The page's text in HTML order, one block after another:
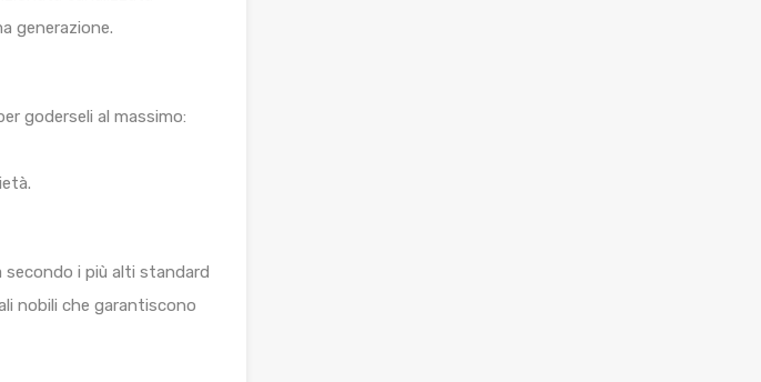
generazione.
goderseli al massimo:
secondo i più alti standard
nobili che garantiscono